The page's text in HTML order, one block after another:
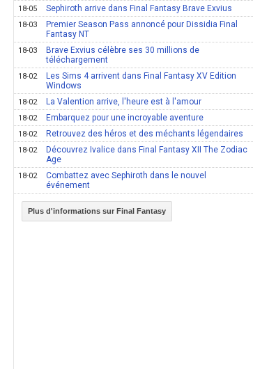
18-05 Sephiroth arrive dans Final Fantasy Brave Exvius
18-03
Premier Season Pass annoncé pour Dissidia Final
Fantasy NT
18-03
Brave Exvius célèbre ses 30 millions de
téléchargement
18-02
Les Sims 4 arrivent dans Final Fantasy XV Edition
Windows
18-02 La Valention arrive, l'heure est à l'amour
18-02 Embarquez pour une incroyable aventure
18-02 Retrouvez des héros et des méchants légendaires
18-02
Découvrez Ivalice dans Final Fantasy XII The Zodiac
Age
18-02
Combattez avec Sephiroth dans le nouvel
événement
Plus d'informations sur Final Fantasy